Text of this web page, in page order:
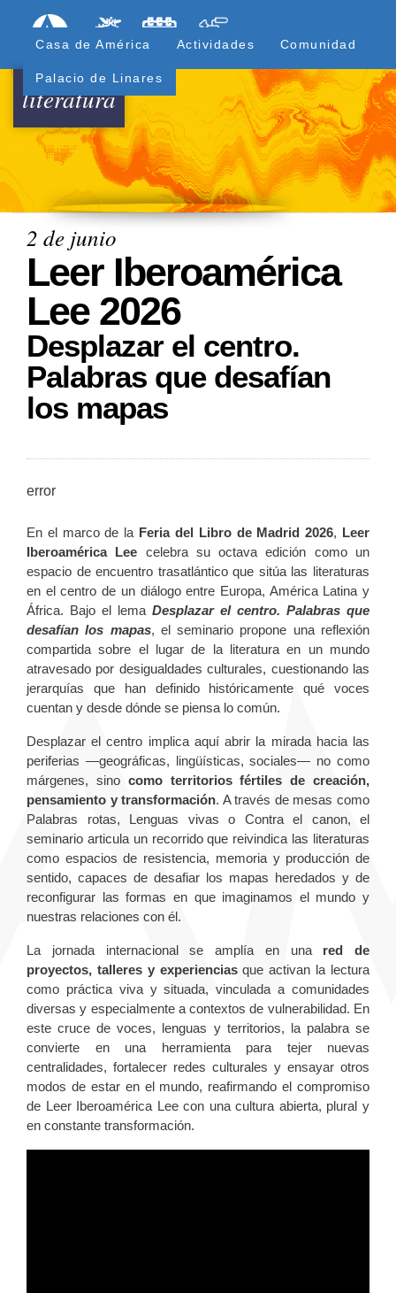
principal
Menú Superior
Casa de América Actividades Comunidad
Palacio de Linares
literatura
2 de junio
Leer Iberoamérica
Lee 2026
Desplazar el centro.
Palabras que desafían
los mapas
error
En el marco de la Feria del Libro de Madrid 2026, Leer
Iberoamérica Lee celebra su octava edición como un
espacio de encuentro trasatlántico que sitúa las literaturas
en el centro de un diálogo entre Europa, América Latina y
África. Bajo el lema Desplazar el centro. Palabras que
desafían los mapas, el seminario propone una reflexión
compartida sobre el lugar de la literatura en un mundo
atravesado por desigualdades culturales, cuestionando las
jerarquías que han definido históricamente qué voces
cuentan y desde dónde se piensa lo común.
Desplazar el centro implica aquí abrir la mirada hacia las
periferias —geográficas, lingüísticas, sociales— no como
márgenes, sino como territorios fértiles de creación,
pensamiento y transformación. A través de mesas como
Palabras rotas, Lenguas vivas o Contra el canon, el
seminario articula un recorrido que reivindica las literaturas
como espacios de resistencia, memoria y producción de
sentido, capaces de desafiar los mapas heredados y de
reconfigurar las formas en que imaginamos el mundo y
nuestras relaciones con él.
La jornada internacional se amplía en una red de
proyectos, talleres y experienciasque activan la lectura
como práctica viva y situada, vinculada a comunidades
diversas y especialmente a contextos de vulnerabilidad. En
este cruce de voces, lenguas y territorios, la palabra se
convierte en una herramienta para tejer nuevas
centralidades, fortalecer redes culturales y ensayar otros
modos de estar en el mundo, reafirmando el compromiso
de Leer Iberoamérica Lee con una cultura abierta, plural y
en constante transformación.